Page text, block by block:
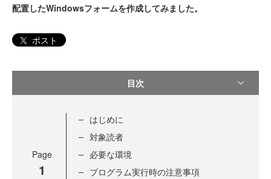
配置したWindowsフォームを作成してみました。
ポスト
目次
Page
1
はじめに
対象読者
必要な環境
プログラム実行時の注意事項